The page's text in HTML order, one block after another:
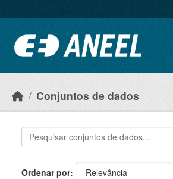
Conjuntos de dados
Ordenar por